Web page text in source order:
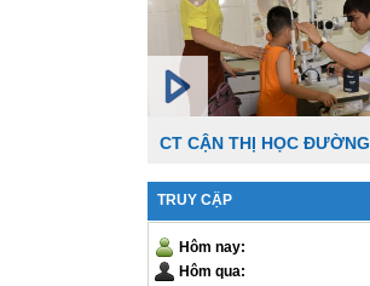
CT CẬN THỊ HỌC ĐƯỜNG
TRUY CẬP
Hôm nay:
Hôm qua: